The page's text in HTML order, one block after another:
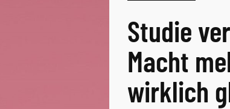
Studie
Macht
wirklich